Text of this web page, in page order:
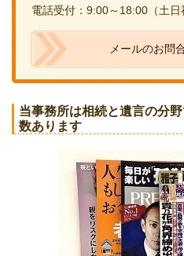
電話受付：9:00～18:00（土日
メールのお問
当事務所は相続と遺言の分
数あります